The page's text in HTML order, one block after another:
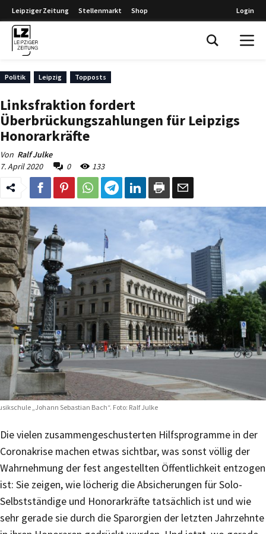
Leipziger Zeitung Stellenmarkt Shop Login
Politik Leipzig Topposts
Linksfraktion fordert
Überbrückungszahlungen für Leipzigs
Honorarkräfte
Von Ralf Julke
7. April 2020
0 133
„Johann Sebastian Bach“. Foto: Ralf Julke
Die vielen zusammengeschusterten Hilfsprogramme in der
Coronakrise machen etwas sichtbar, was sonst völlig der
Wahrnehmung der fest angestellten Öffentlichkeit entzogen
ist: Sie zeigen, wie löcherig die Absicherungen für Solo-
Selbstständige und Honorarkräfte tatsächlich ist und wie
sehr gerade sie durch die Sparorgien der letzten Jahrzehnte